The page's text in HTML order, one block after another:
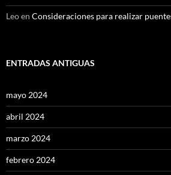
Leoen Consideraciones para realizar
ENTRADAS ANTIGUAS
mayo 2024
abril 2024
marzo 2024
febrero 2024